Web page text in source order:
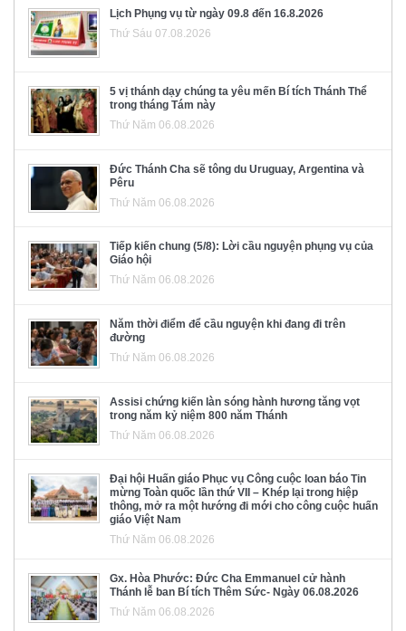
Lịch Phụng vụ từ ngày 09.8 đến 16.8.2026
Thứ Sáu 07.08.2026
5 vị thánh dạy chúng ta yêu mến Bí tích Thánh Thể
trong tháng Tám này
Thứ Năm 06.08.2026
Đức Thánh Cha sẽ tông du Uruguay, Argentina và
Pêru
Thứ Năm 06.08.2026
Tiếp kiến chung (5/8): Lời cầu nguyện phụng vụ của
Giáo hội
Thứ Năm 06.08.2026
Năm thời điểm để cầu nguyện khi đang đi trên
đường
Thứ Năm 06.08.2026
Assisi chứng kiến làn sóng hành hương tăng vọt
trong năm kỷ niệm 800 năm Thánh
Thứ Năm 06.08.2026
Đại hội Huấn giáo Phục vụ Công cuộc loan báo Tin
mừng Toàn quốc lần thứ VII – Khép lại trong hiệp
thông, mở ra một hướng đi mới cho công cuộc huấn
giáo Việt Nam
Thứ Năm 06.08.2026
Gx. Hòa Phước: Đức Cha Emmanuel cử hành
Thánh lễ ban Bí tích Thêm Sức- Ngày 06.08.2026
Thứ Năm 06.08.2026